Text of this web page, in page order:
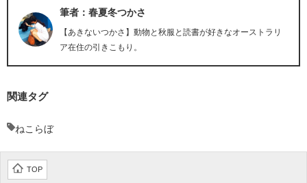
筆者：春夏冬つかさ
【あきないつかさ】動物と秋服と読書が好きなオーストラリ
ア在住の引きこもり。
関連タグ
ねこらぼ
TOP